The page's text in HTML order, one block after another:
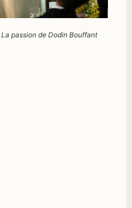
La passion de Dodin Bouffant